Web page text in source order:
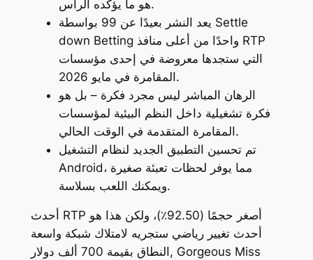
هو ما يؤكده الرأس.
يعد النشر بعيدًا عن 99 بواسطة Settle
down Betting واحدًا من أعلى منافذ RTP
التي ستجدها معروضة في إحدى مؤسسات
المقامرة في مايو 2026.
الرهان المباشر ليس مجرد فكرة – بل هو
فكرة تشغيلية داخل النظم البيئية لمؤسسات
المقامرة المتقدمة في الوقت الحالي.
تم تحسين التطبيق الجديد لنظام التشغيل
Android، مما يوفر لحظات تعبئة صغيرة
ويمكنك اللعب بسلاسة.
أحدث RTP أصغر حجمًا (92.50٪)، ولكن هذا هو
أحدث تغيير رياضي ستجريه لامتلاك شبكة واسعة
النطاق بقيمة 700 ألف دولار, Gorgeous Miss